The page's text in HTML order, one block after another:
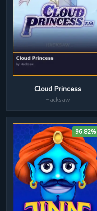
Cloud Princess
Hacksaw
96.82%